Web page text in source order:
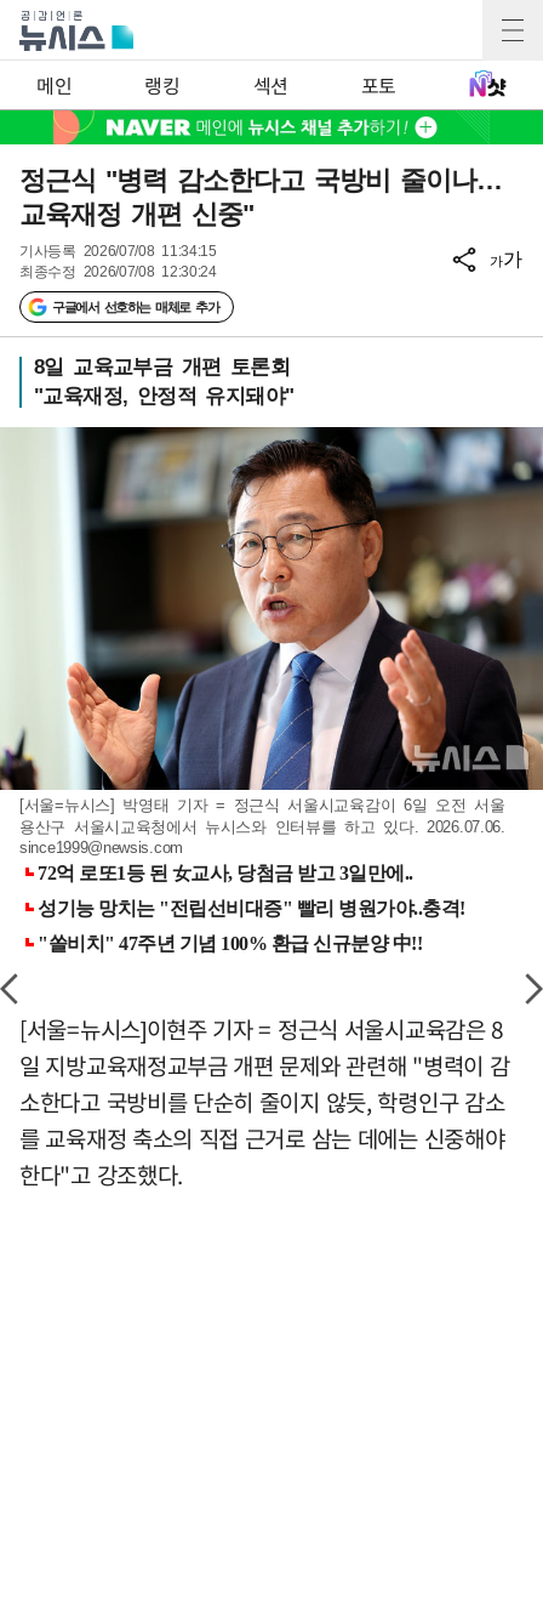
메인 랭킹 섹션 포토
정근식 "병력 감소한다고 국방비 줄이나…
교육재정 개편 신중"
기사등록 2026/07/08 11:34:15
최종수정 2026/07/08 12:30:24
구글에서 선호하는 매체로 추가
가가
8일 교육교부금 개편 토론회
"교육재정, 안정적 유지돼야"
[서울=뉴시스] 박영태 기자 = 정근식 서울시교육감이 6일 오전 서울
용산구 서울시교육청에서 뉴시스와 인터뷰를 하고 있다. 2026.07.06.
since1999@newsis.com
[서울=뉴시스]이현주 기자 = 정근식 서울시교육감은 8
일 지방교육재정교부금 개편 문제와 관련해 "병력이 감
소한다고 국방비를 단순히 줄이지 않듯, 학령인구 감소
를 교육재정 축소의 직접 근거로 삼는 데에는 신중해야
한다"고 강조했다.